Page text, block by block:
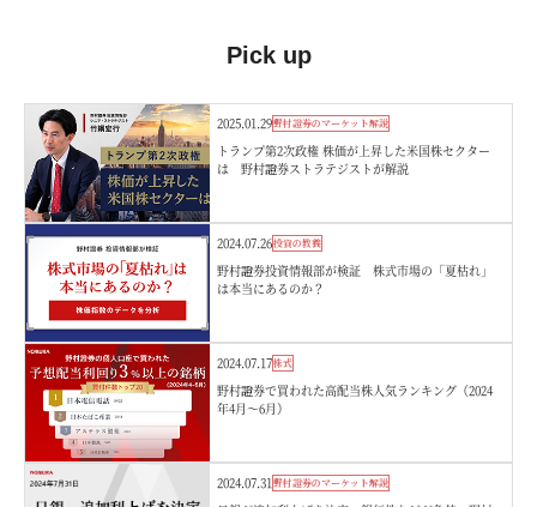
Pick up
2025.01.29野村證券のマーケット解説
トランプ第2次政権 株価が上昇した米国株セクター
は 野村證券ストラテジストが解説
2024.07.26投資の教養
野村證券投資情報部が検証 株式市場の「夏枯れ」
は本当にあるのか？
2024.07.17株式
野村證券で買われた高配当株人気ランキング（2024
年4月～6月）
2024.07.31野村證券のマーケット解説